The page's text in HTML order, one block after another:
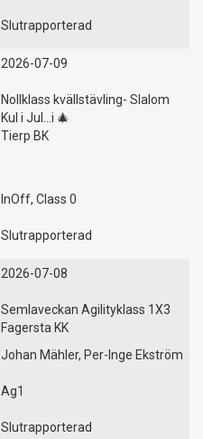
Slutrapporterad
2026-07-09
Nollklass kvällstävling- Slalom
Kul i Jul...i 🎄
Tierp BK
InOff, Class 0
Slutrapporterad
2026-07-08
Semlaveckan Agilityklass 1X3
Fagersta KK
Johan Mähler, Per-Inge Ekström
Ag1
Slutrapporterad